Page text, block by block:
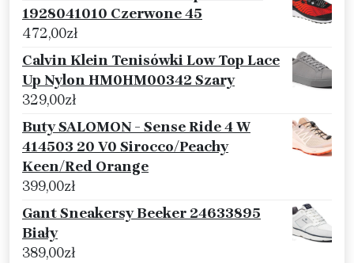
1928041010 Czerwone 45
472,00zł
Calvin Klein Tenisówki Low Top Lace
Up Nylon HM0HM00342 Szary
329,00zł
Buty SALOMON - Sense Ride 4 W
414503 20 V0 Sirocco/Peachy
Keen/Red Orange
399,00zł
Gant Sneakersy Beeker 24633895
Biały
389,00zł